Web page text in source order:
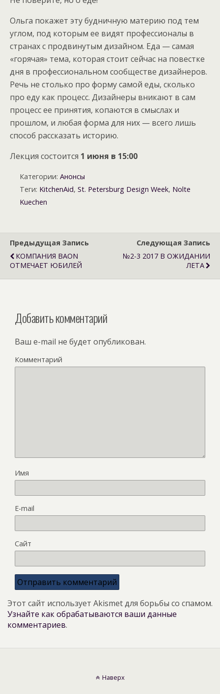
Ольга покажет эту будничную материю под тем
углом, под которым ее видят профессионалы в
странах с продвинутым дизайном. Еда — самая
«горячая» тема, которая стоит сейчас на повестке
дня в профессиональном сообществе дизайнеров.
Речь не столько про форму самой еды, сколько
про еду как процесс. Дизайнеры вникают в сам
процесс ее принятия, копаются в смыслах и
прошлом, и любая форма для них — всего лишь
способ рассказать историю.
Лекция состоится 1 июня в 15:00
Категории: Анонсы
Теги: KitchenAid, St. Petersburg Design Week, Nolte
Kuechen
Предыдущая Запись
КОМПАНИЯ BAON
ОТМЕЧАЕТ ЮБИЛЕЙ
Следующая Запись
№2-3 2017 В ОЖИДАНИИ
ЛЕТА
Добавить комментарий
Ваш e-mail не будет опубликован.
Комментарий
Имя
E-mail
Сайт
Этот сайт использует Akismet для борьбы со спамом.
Узнайте как обрабатываются ваши данные
комментариев.
Наверх